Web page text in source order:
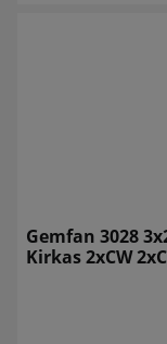
Gemfan 3028
Kirkas 2xCW